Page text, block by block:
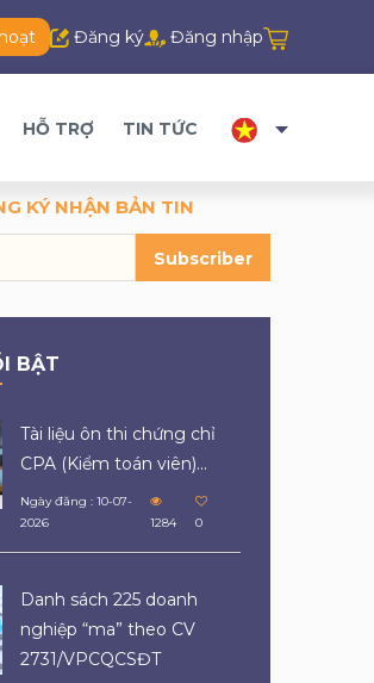
Đăng ký Đăng nhập
HỖ TRỢ TIN TỨC
KÝ NHẬN BẢN TIN
Subscriber
BẬT
Tài liệu ôn thi chứng chỉ
CPA (Kiểm toán viên)...
Ngày đăng : 10-07-
2026
1284 0
Danh sách 225 doanh
nghiệp “ma” theo CV
2731/VPCQCSĐT